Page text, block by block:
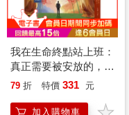
我在生命終點站上班：
真正需要被安放的，其
實是留下來的人
79 折 特價 331 元
加入購物車